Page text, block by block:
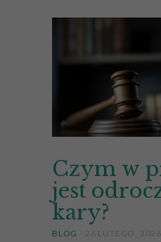
Czym w
jest
kary?
BLOG
26 LUTEGO,